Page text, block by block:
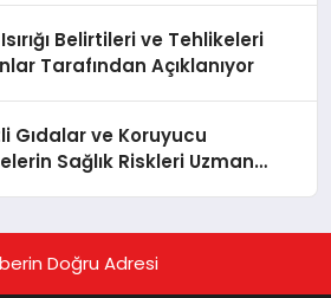
Belirtileri ve Tehlikeleri
Tarafından Açıklanıyor
Gıdalar ve Koruyucu
Sağlık Riskleri Uzman
Doğru Adresi